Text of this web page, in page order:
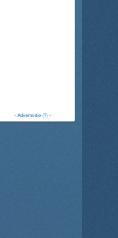
- Advertentie (?)-